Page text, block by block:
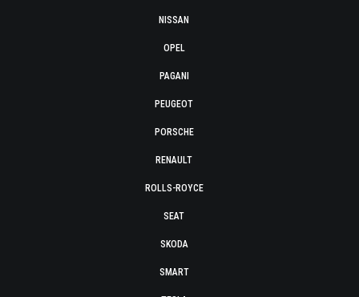
NISSAN
OPEL
PAGANI
PEUGEOT
PORSCHE
RENAULT
ROLLS-ROYCE
SEAT
SKODA
SMART